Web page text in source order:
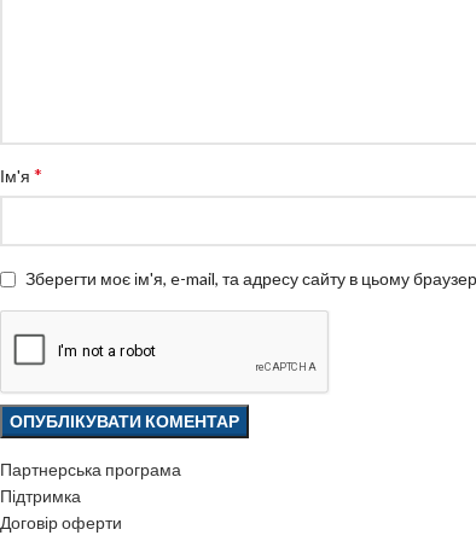
Ім'я *
Зберегти моє ім'я, e-mail, та адресу сайту в цьому
Партнерська програма
Підтримка
Договір оферти